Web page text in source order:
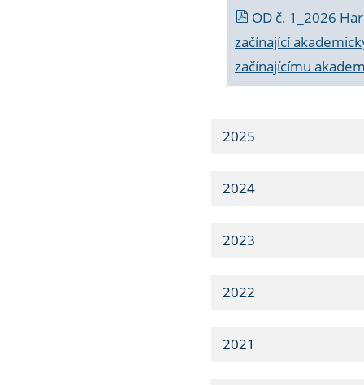
OD č. 1_2026
začínající
začínajícímu
2025
2024
2023
2022
2021